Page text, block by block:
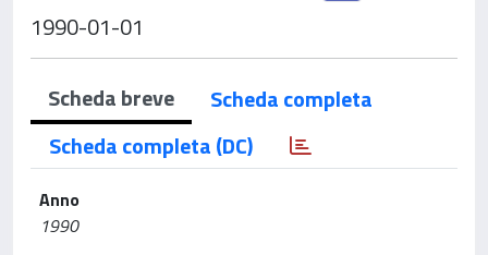
1990-01-01
Scheda breve
Scheda completa
Scheda completa (DC)
Anno
1990